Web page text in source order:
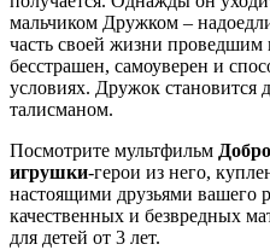
мальчиком Дружком –
часть своей жизни проведшим
бесстрашен, самоуверен и
условиях. Дружок становится
талисманом.
Посмотрите мультфильм
игрушки-герои из него,
настоящими друзьями вашего
качественных и безвредных
для детей от 3 лет.